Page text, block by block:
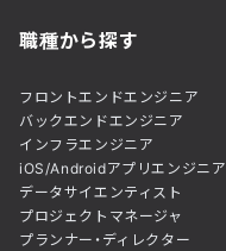
職種から探す
フロントエンドエンジニア
バックエンドエンジニア
インフラエンジニア
iOS/Androidアプリエンジニア
データサイエンティスト
プロジェクトマネージャ
プランナー・ディレクター